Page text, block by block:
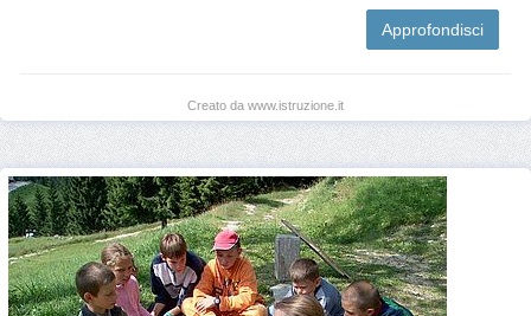
Approfondisci
Creato da www.istruzione.it